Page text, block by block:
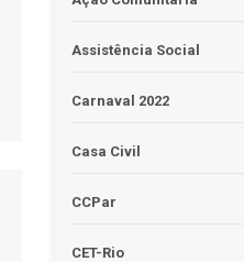
Assistência Social
Carnaval 2022
Casa Civil
CCPar
CET-Rio